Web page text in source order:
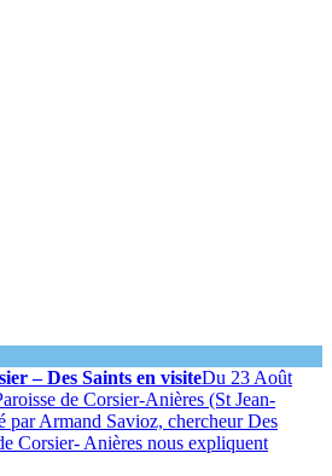
– Des Saints en visiteDu 23 Août
de Corsier-Anières (St Jean-
par Armand Savioz, chercheur Des
Corsier- Anières nous expliquent